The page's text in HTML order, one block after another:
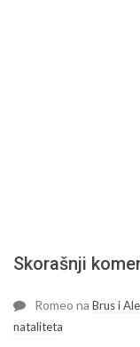
Skorašnji
Romeo na Brus i
nataliteta